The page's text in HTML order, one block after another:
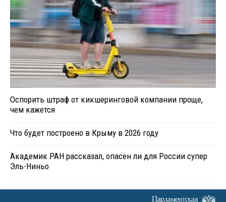
Оспорить штраф от кикшеринговой компании проще,
чем кажется
Что будет построено в Крыму в 2026 году
Академик РАН рассказал, опасен ли для России супер
Эль-Ниньо